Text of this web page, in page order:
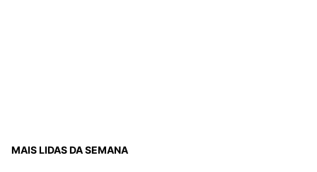
MAIS LIDAS DA SEMANA